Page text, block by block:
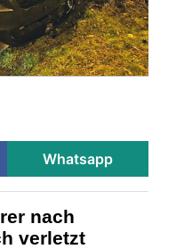
Whatsapp
nach
verletzt